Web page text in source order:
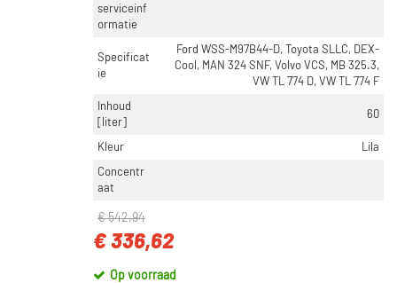
serviceinf
ormatie
Specificat
ie
Ford WSS-M97B44-D, Toyota SLLC, DEX-
Cool, MAN 324 SNF, Volvo VCS, MB 325.3,
VW TL 774 D, VW TL 774 F
Inhoud
[liter]
60
Kleur
Lila
Concentr
aat
€ 542,94
€ 336,62
Op voorraad